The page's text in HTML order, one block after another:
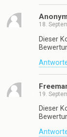
18.
Dieser
19.
Dieser